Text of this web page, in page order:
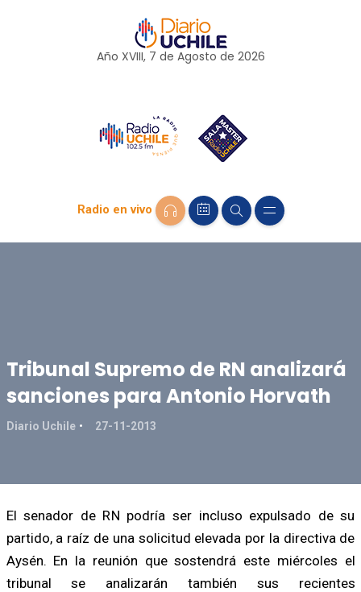
Año XVIII, 7 de Agosto de 2026
Radio en vivo
Tribunal Supremo de RN analizará
sanciones para Antonio Horvath
Diario Uchile 27-11-2013
El senador de RN podría ser incluso expulsado de su
partido, a raíz de una solicitud elevada por la directiva de
Aysén. En la reunión que sostendrá este miércoles el
tribunal se analizarán también sus recientes